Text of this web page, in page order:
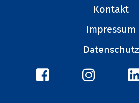
Kontakt
Impressum
Datenschutz